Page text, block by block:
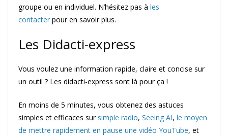
groupe ou en individuel. N’hésitez pas à les
contacter pour en savoir plus.
Les Didacti-express
Vous voulez une information rapide, claire et concise sur
un outil ? Les didacti-express sont là pour ça !
En moins de 5 minutes, vous obtenez des astuces
simples et efficaces sur simple radio, Seeing AI, le moyen
de mettre rapidement en pause une vidéo YouTube, et